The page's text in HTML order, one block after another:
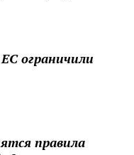
ограничили
правила